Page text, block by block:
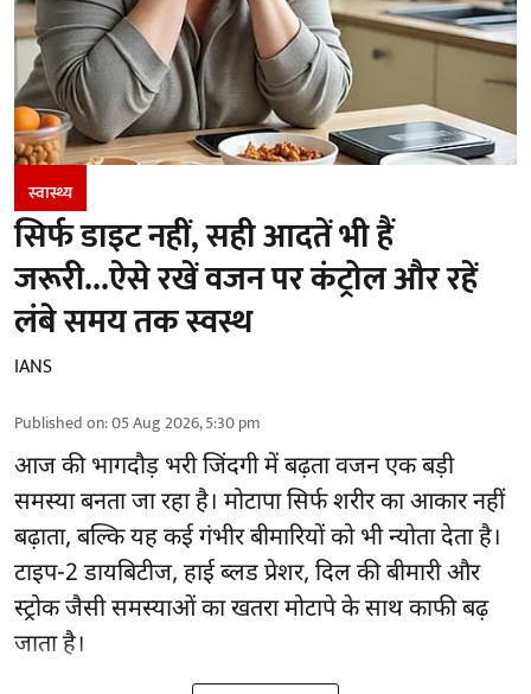
स्वास्थ्य
सिर्फ डाइट नहीं, सही आदतें भी हैं
जरूरी...ऐसे रखें वजन पर कंट्रोल और रहें
लंबे समय तक स्वस्थ
IANS
Published on:05 Aug 2026, 5:30 pm
आज की भागदौड़ भरी जिंदगी में बढ़ता वजन एक बड़ी
समस्या बनता जा रहा है। मोटापा सिर्फ शरीर का आकार नहीं
बढ़ाता, बल्कि यह कई गंभीर बीमारियों को भी न्योता देता है।
टाइप-2 डायबिटीज, हाई ब्लड प्रेशर, दिल की बीमारी और
स्ट्रोक जैसी समस्याओं का खतरा मोटापे के साथ काफी बढ़
जाता है।